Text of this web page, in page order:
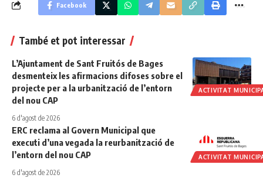
Facebook
També et pot interessar
ACTIVITAT
L’Ajuntament de Sant Fruitós de Bages
desmenteix les afirmacions difoses sobre el
projecte per a la urbanització de l’entorn
del nou CAP
6 d'agost de 2026
ACTIVITAT
ERC reclama al Govern Municipal que
executi d’una vegada la reurbanització de
l’entorn del nou CAP
6 d'agost de 2026